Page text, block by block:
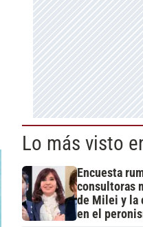
Lo más visto
Encuesta
consultoras
de Milei y la
en el